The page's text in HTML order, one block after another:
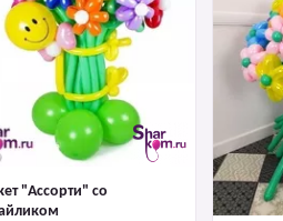
"Ассорти" со